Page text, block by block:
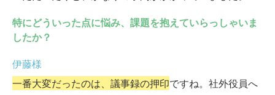
特にどういった点に悩み、課題を抱えていらっしゃいま
したか？
伊藤様
一番大変だったのは、議事録の押印ですね。社外役員へ